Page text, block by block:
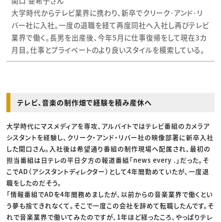
プロフェッショナル×つながる×メディア
大学時代からテレビ業界に携わり、新卒でクリーク･アンド･リ
バー社に入社。一度の退職を経て再度同社へ入社し再びテレビ
業界で働く。長男を出産後、今年5月に仕事復帰をして現在3カ
月目。仕事とプライベートのより良いスタイルを模索している。
テレビ、音楽の制作畑で経験を積み産休へ
大学時代にマスメディアを専攻、アルバイトではテレビ番組のカメラア
シスタントを経験し、クリーク・アンド・リバー社の映像部署に新卒入社
した関口さん。入社後は希望通り番組の制作現場へ配属され、最初の
担当番組は日テレの平日夕方の報道番組「news every .」だった。そ
こでAD（アシスタントディレクター）として4年間勤めていたが、一度退
職をしたのだそう。
「情報番組でADを4年間務めましたが、以前からの音楽業界で働くとい
う夢も捨てきれなくて。そこで一度この会社を辞めて転職したんです。そ
れで音楽業界で働いてみたのですが、1年ほど経ったころ、やっぱりテレ